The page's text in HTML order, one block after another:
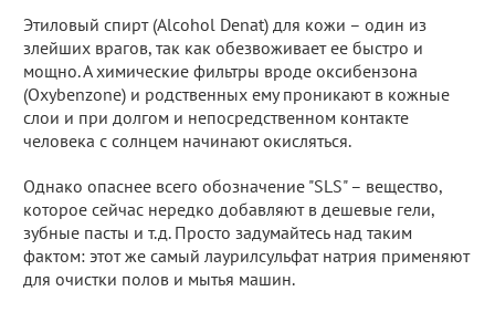
Этиловый спирт (Alcohol Denat) для кожи – один из
злейших врагов, так как обезвоживает ее быстро и
мощно. А химические фильтры вроде оксибензона
(Oxybenzone) и родственных ему проникают в кожные
слои и при долгом и непосредственном контакте
человека с солнцем начинают окисляться.
Однако опаснее всего обозначение "SLS" – вещество,
которое сейчас нередко добавляют в дешевые гели,
зубные пасты и т.д. Просто задумайтесь над таким
фактом: этот же самый лаурилсульфат натрия применяют
для очистки полов и мытья машин.